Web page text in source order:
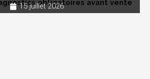
obligatoires avant vente
15 juillet 2026